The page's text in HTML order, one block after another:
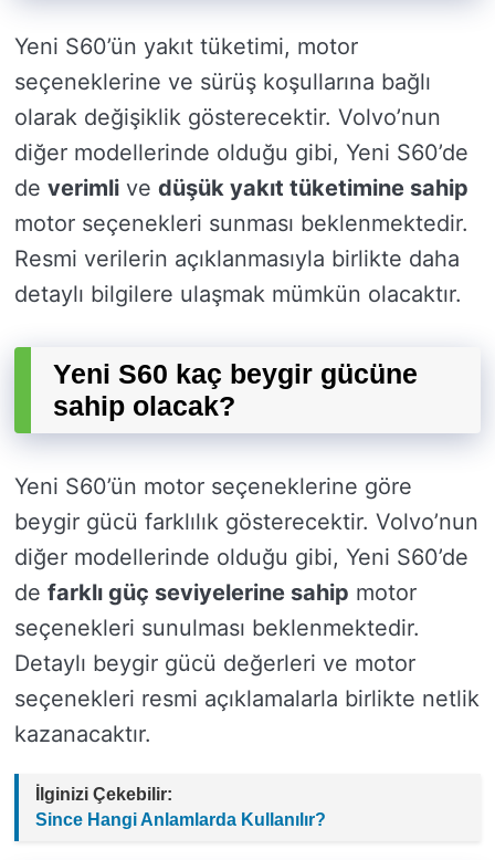
Yeni S60’ün yakıt tüketimi, motor
seçeneklerine ve sürüş koşullarına bağlı
olarak değişiklik gösterecektir. Volvo’nun
diğer modellerinde olduğu gibi, Yeni S60’de
de verimli ve düşük yakıt tüketimine sahip
motor seçenekleri sunması beklenmektedir.
Resmi verilerin açıklanmasıyla birlikte daha
detaylı bilgilere ulaşmak mümkün olacaktır.
Yeni S60 kaç beygir gücüne
sahip olacak?
Yeni S60’ün motor seçeneklerine göre
beygir gücü farklılık gösterecektir. Volvo’nun
diğer modellerinde olduğu gibi, Yeni S60’de
de farklı güç seviyelerine sahip motor
seçenekleri sunulması beklenmektedir.
Detaylı beygir gücü değerleri ve motor
seçenekleri resmi açıklamalarla birlikte netlik
kazanacaktır.
İlginizi Çekebilir:
Since Hangi Anlamlarda Kullanılır?